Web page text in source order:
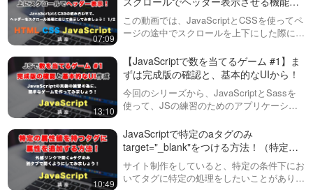
07:09
実装してみましょう！全２回（第１回
目）
この動画では、JavaScriptとCSSを使ってペ
ージの途中でスクロールを上下にした際に、
を実装していきます。第２回目の動画はこち
らhttps://fact…
13:10
【JavaScriptで数を当てるゲーム #1】ま
ずは完成版の確認と、基本的なUIから！
今回のシリーズから、JavaScriptとSassを
使って、JSの練習のためのアプリケーショ
成系の確認と、基本的なHTMLなどを組んで
いくところから始めていき…
10:49
JavaScriptで特定のaタグのみ
target="_blank"をつける方法！（特定の
属性値を持つタグに属性を付与する方
法）
サイト制作をしていると、特定の条件下にお
いてタグに特定の処理をしたいことがありま